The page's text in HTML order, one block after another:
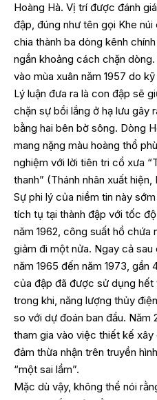
Hoàng Hà. Vị trí được đánh
đập, đúng như tên gọi Khe
chia thành ba dòng kênh
ngắn khoảng cách chặn
vào mùa xuân năm 1957 do
Lý luận đưa ra là con đập sẽ
chặn sự bồi lắng ở hạ lưu gây
bằng hai bên bờ sông. Dòng
mang nặng màu hoàng thổ
nghiệm với lời tiên tri cổ xưa
thanh” (Thánh nhân xuất
Sự phi lý của niềm tin này
tích tụ tại thành đập với tốc
năm 1962, công suất hồ
giảm đi một nửa. Ngay cả
năm 1965 đến năm 1973,
của đập đã được sử dụng hết
trong khi, năng lượng thủy
so với dự đoán ban đầu.
tham gia vào việc thiết kế
đảm thừa nhận trên truyền
“một sai lầm”.
Mặc dù vậy, không thể nói